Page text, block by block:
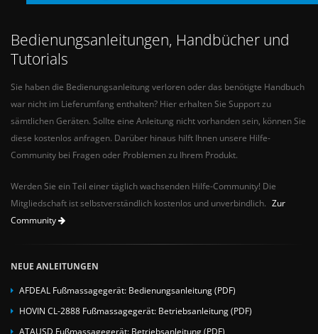
Bedienungsanleitungen, Handbücher und
Tutorials
Sie haben die Bedienungsanleitung verloren oder das benötigte Handbuch
war nicht im Lieferumfang enthalten? Hier erhalten Sie Support zu
sämtlichen Geräten. Sollte eine Anleitung nicht vorhanden sein, können Sie
diese kostenlos anfragen. Darüber hinaus hilft Ihnen unsere Hilfe-
Community bei Fragen oder Problemen zu Ihrem Produkt.
Werden Sie ein Teil einer täglich wachsenden Hilfe-Community! Die
Mitgliedschaft ist selbstverständlich kostenlos und unverbindlich. Zur
Community
NEUE ANLEITUNGEN
AFDEAL Fußmassagegerät: Bedienungsanleitung (PDF)
HOVIN CL-2888 Fußmassagegerät: Betriebsanleitung (PDF)
ATAUSD Fußmassagegerät: Betriebsanleitung (PDF)